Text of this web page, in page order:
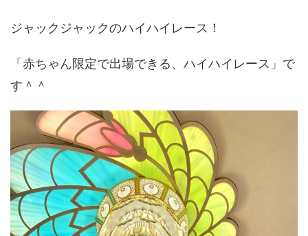
ジャックジャックのハイハイレース！
「赤ちゃん限定で出場できる、ハイハイレース」で
す＾＾